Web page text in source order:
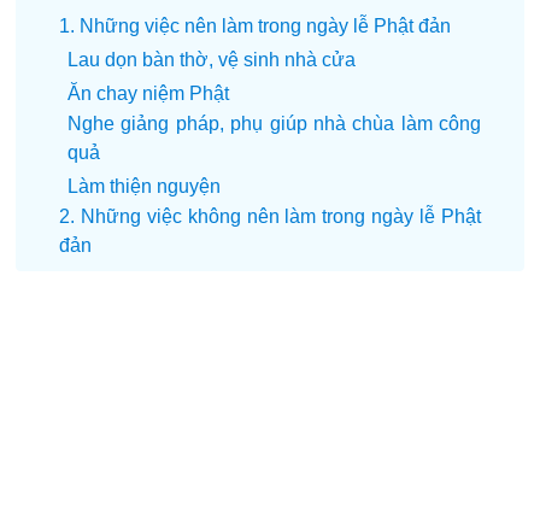
1. Những việc nên làm trong ngày lễ Phật đản
Lau dọn bàn thờ, vệ sinh nhà cửa
Ăn chay niệm Phật
Nghe giảng pháp, phụ giúp nhà chùa làm công
quả
Làm thiện nguyện
2. Những việc không nên làm trong ngày lễ Phật
đản